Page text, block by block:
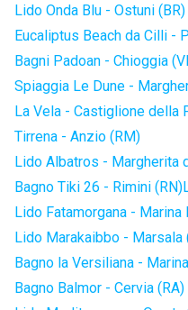
Lido Onda Blu - Ostuni (BR)
Eucaliptus Beach da Cilli -
Bagni Padoan - Chioggia
Spiaggia Le Dune -
La Vela - Castiglione della
Tirrena - Anzio (RM)
Lido Albatros - Margherita
Bagno Tiki 26 - Rimini (RN)
Lido Fatamorgana - Marina
Lido Marakaibbo - Marsala
Bagno la Versiliana -
Bagno Balmor - Cervia (RA)